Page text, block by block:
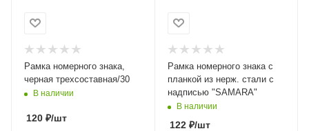
Рамка номерного знака,
черная трехсоставная/30
В наличии
120 ₽/шт
Рамка номерного знака с
планкой из нерж. стали с
надписью "SAMARA"
В наличии
122₽/шт